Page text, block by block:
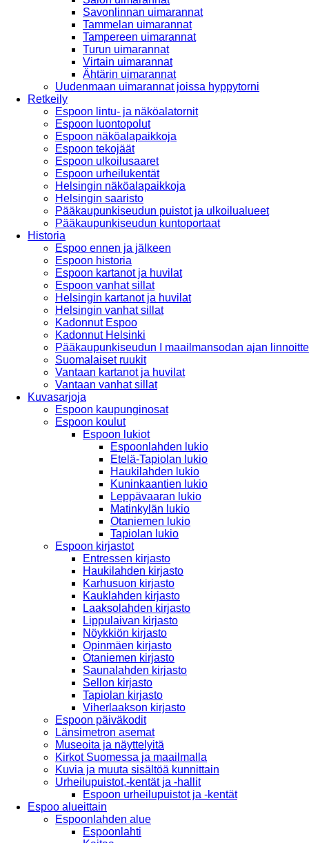
Savonlinnan uimarannat
Tammelan uimarannat
Tampereen uimarannat
Turun uimarannat
Virtain uimarannat
Ähtärin uimarannat
Uudenmaan uimarannat joissa hyppytorni
Retkeily
Espoon lintu- ja näköalatornit
Espoon luontopolut
Espoon näköalapaikkoja
Espoon tekojäät
Espoon ulkoilusaaret
Espoon urheilukentät
Helsingin näköalapaikkoja
Helsingin saaristo
Pääkaupunkiseudun puistot ja ulkoilualueet
Pääkaupunkiseudun kuntoportaat
Historia
Espoo ennen ja jälkeen
Espoon historia
Espoon kartanot ja huvilat
Espoon vanhat sillat
Helsingin kartanot ja huvilat
Helsingin vanhat sillat
Kadonnut Espoo
Kadonnut Helsinki
Pääkaupunkiseudun I maailmansodan ajan
Suomalaiset ruukit
Vantaan kartanot ja huvilat
Vantaan vanhat sillat
Kuvasarjoja
Espoon kaupunginosat
Espoon koulut
Espoon lukiot
Espoonlahden lukio
Etelä-Tapiolan lukio
Haukilahden lukio
Kuninkaantien lukio
Leppävaaran lukio
Matinkylän lukio
Otaniemen lukio
Tapiolan lukio
Espoon kirjastot
Entressen kirjasto
Haukilahden kirjasto
Karhusuon kirjasto
Kauklahden kirjasto
Laaksolahden kirjasto
Lippulaivan kirjasto
Nöykkiön kirjasto
Opinmäen kirjasto
Otaniemen kirjasto
Saunalahden kirjasto
Sellon kirjasto
Tapiolan kirjasto
Viherlaakson kirjasto
Espoon päiväkodit
Länsimetron asemat
Museoita ja näyttelyitä
Kirkot Suomessa ja maailmalla
Kuvia ja muuta sisältöä kunnittain
Urheilupuistot,-kentät ja -hallit
Espoon urheilupuistot ja -kentät
Espoo alueittain
Espoonlahden alue
Espoonlahti